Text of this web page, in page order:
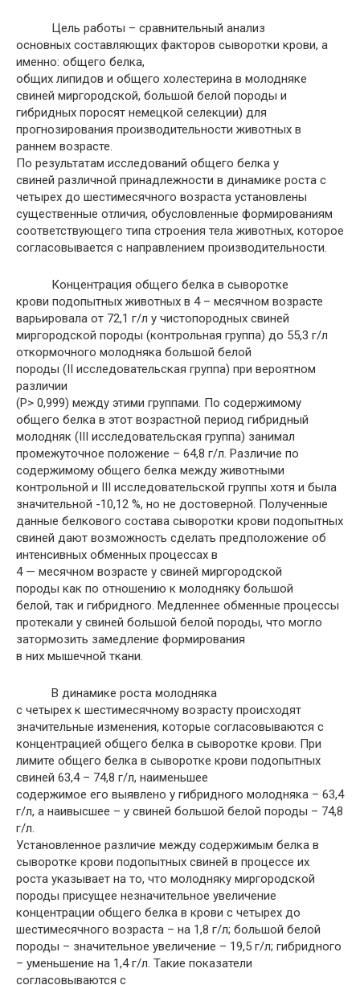
Цель работы – сравнительный анализ
основных составляющих факторов сыворотки крови, а
именно: общего белка,
общих липидов и общего холестерина в молодняке
свиней миргородской, большой белой породы и
гибридных поросят немецкой селекции) для
прогнозирования производительности животных в
раннем возрасте.
По результатам исследований общего белка у
свиней различной принадлежности в динамике роста с
четырех до шестимесячного возраста установлены
существенные отличия, обусловленные формированиям
соответствующего типа строения тела животных, которое
согласовывается с направлением производительности.
Концентрация общего белка в сыворотке
крови подопытных животных в 4 – месячном возрасте
варьировала от 72,1 г/л у чистопородных свиней
миргородской породы (контрольная группа) до 55,3 г/л
откормочного молодняка большой белой
породы (ІІ исследовательская группа) при вероятном
различии
(Р> 0,999) между этими группами. По содержимому
общего белка в этот возрастной период гибридный
молодняк (ІІІ исследовательская группа) занимал
промежуточное положение – 64,8 г/л. Различие по
содержимому общего белка между животными
контрольной и ІІІ исследовательской группы хотя и была
значительной -10,12 %, но не достоверной. Полученные
данные белкового состава сыворотки крови подопытных
свиней дают возможность сделать предположение об
интенсивных обменных процессах в
4 — месячном возрасте у свиней миргородской
породы как по отношению к молодняку большой
белой, так и гибридного. Медленнее обменные процессы
протекали у свиней большой белой породы, что могло
затормозить замедление формирования
в них мышечной ткани.
В динамике роста молодняка
с четырех к шестимесячному возрасту происходят
значительные изменения, которые согласовываются с
концентрацией общего белка в сыворотке крови. При
лимите общего белка в сыворотке крови подопытных
свиней 63,4 – 74,8 г/л, наименьшее
содержимое его выявлено у гибридного молодняка – 63,4
г/л, а наивысшее – у свиней большой белой породы – 74,8
г/л.
Установленное различие между содержимым белка в
сыворотке крови подопытных свиней в процессе их
роста указывает на то, что молодняку миргородской
породы присущее незначительное увеличение
концентрации общего белка в крови с четырех до
шестимесячного возраста – на 1,8 г/л; большой белой
породы – значительное увеличение – 19,5 г/л; гибридного
– уменьшение на 1,4 г/л. Такие показатели
согласовываются с